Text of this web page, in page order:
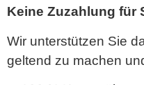
Keine Zuzahlung für
Wir unterstützen Sie
geltend zu machen